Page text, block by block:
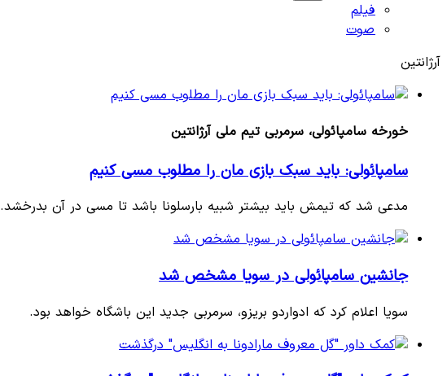
فیلم
صوت
آرژانتین
خورخه سامپائولی، سرمربی تیم ملی آرژانتین
سامپائولی: باید سبک بازی مان را مطلوب مسی کنیم
مدعی شد که تیمش باید بیشتر شبیه بارسلونا باشد تا مسی در آن بدرخشد.
جانشین سامپائولی در سویا مشخص شد
سویا اعلام کرد که ادواردو بریزو، سرمربی جدید این باشگاه خواهد بود.